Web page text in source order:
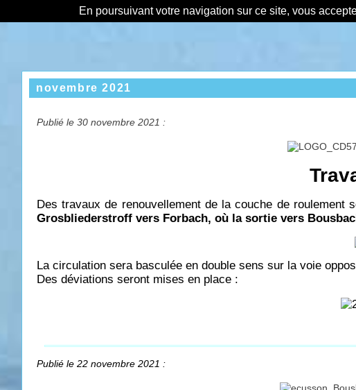
En poursuivant votre navigation sur ce site, vous
novembre 2021
Publié le 30 novembre 2021 :
Des travaux de renouvellement de la couche de roulement
Grosbliederstroff vers Forbach, où la sortie vers
La circulation sera basculée en double sens sur la voie
Des déviations seront mises en place :
Publié le 22 novembre 2021 :